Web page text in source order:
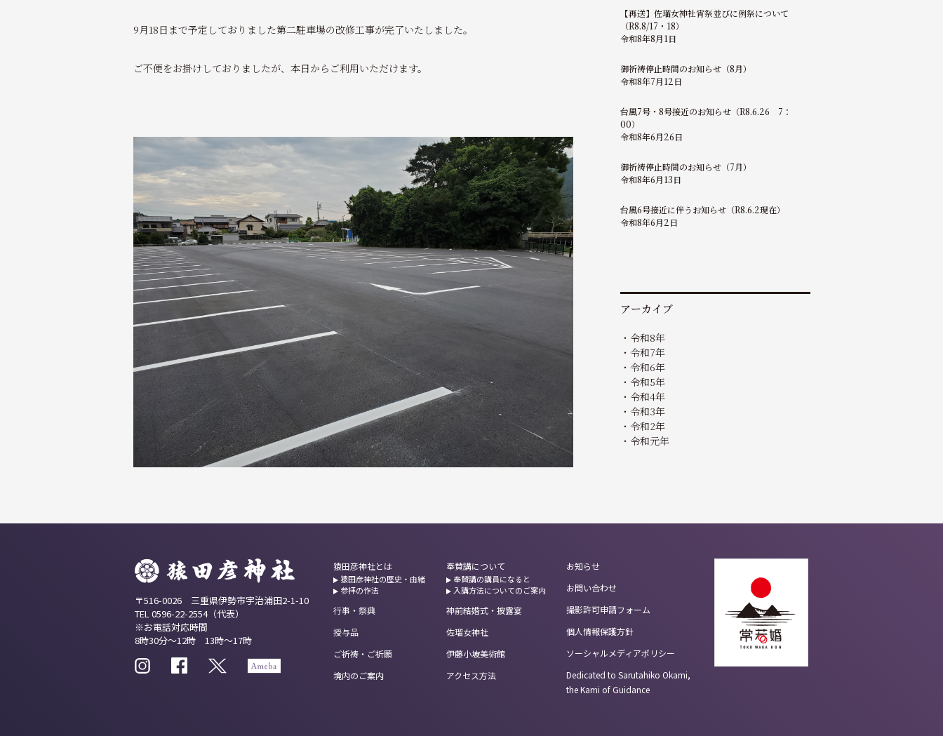
9月18日まで予定しておりました第二駐車場の改修工事が完了いたしました。
ご不便をお掛けしておりましたが、本日からご利用いただけます。
【再送】佐瑠女神社宵祭並びに例祭について
（R8.8/17・18）
令和8年8月1日
御祈祷停止時間のお知らせ（8月）
令和8年7月12日
台風7号・8号接近のお知らせ（R8.6.26 7：
00）
令和8年6月26日
御祈祷停止時間のお知らせ（7月）
令和8年6月13日
台風6号接近に伴うお知らせ（R8.6.2現在）
令和8年6月2日
アーカイブ
令和8年
令和7年
令和6年
令和5年
令和4年
令和3年
令和2年
令和元年
〒516-0026 三重県伊勢市宇治浦田2-1-10
TEL 0596-22-2554（代表）
※お電話対応時間
8時30分～12時 13時～17時
猿田彦神社とは
猿田彦神社の歴史・由緒
参拝の作法
行事・祭典
授与品
ご祈祷・ご祈願
境内のご案内
奉賛講について
奉賛講の講員になると
入講方法についてのご案内
神前結婚式・披露宴
佐瑠女神社
伊藤小坡美術館
アクセス方法
お知らせ
お問い合わせ
撮影許可申請フォーム
個人情報保護方針
ソーシャルメディアポリシー
Dedicated to Sarutahiko Okami,
the Kami of Guidance